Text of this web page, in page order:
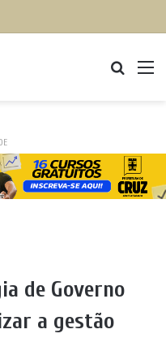
de Governo
a gestão